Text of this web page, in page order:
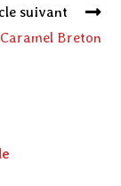
suivant
Breton